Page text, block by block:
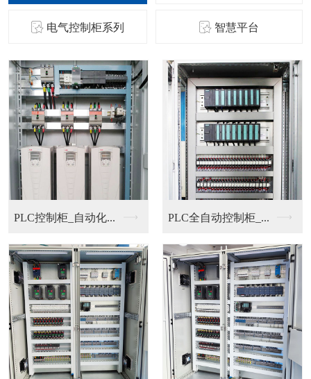
电气控制柜系列 智慧平台
PLC控制柜_自动化... PLC全自动控制柜_...